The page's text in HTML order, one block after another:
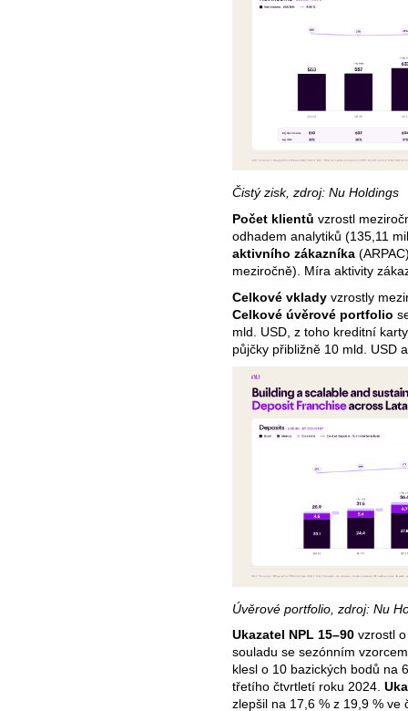
Čistý zisk, zdroj: Nu Holdings
Počet klientů vzrostl
odhadem analytiků (135,11
aktivního zákazníka
meziročně). Míra aktivity
Celkové vklady vzrostly
Celkové úvěrové portfolio
mld. USD, z toho kreditní
půjčky přibližně 10 mld. USD
Úvěrové portfolio, zdroj: Nu
Ukazatel NPL 15–90 vzrostl
souladu se sezónním
klesl o 10 bazických bodů na
třetího čtvrtletí roku 2024.
zlepšil na 17,6 % z 19,9 % ve